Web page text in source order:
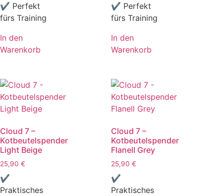
✔ Perfekt
fürs Training
In den
Warenkorb
✔ Perfekt
fürs Training
In den
Warenkorb
Cloud 7 –
Kotbeutelspender
Light Beige
25,90 €
✔
Praktisches
Cloud 7 –
Kotbeutelspender
Flanell Grey
25,90 €
✔
Praktisches